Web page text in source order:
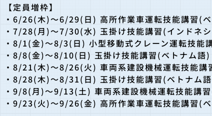
【定員増枠】
・6/26(木)～6/29(日) 高所作業車運転技能講習(
・7/28(月)～7/30(水) 玉掛け技能講習(インドネ
・8/1(金)～8/3(日) 小型移動式クレーン運転技能
・8/8(金)～8/10(日) 玉掛け技能講習(ベトナム語)
・8/21(木)～8/26(火) 車両系建設機械運転技能講
・8/28(木)～8/31(日) 玉掛け技能講習(ベトナム
・9/8(月)～9/13(土) 車両系建設機械運転技能講
・9/23(火)～9/26(金) 高所作業車運転技能講習(